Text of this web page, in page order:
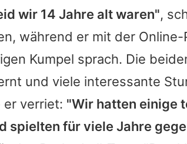
wir 14 Jahre alt waren",
während er mit der
Kumpel sprach. Die
und viele interessante
er verriet: "Wir hatten einige
spielten für viele Jahre